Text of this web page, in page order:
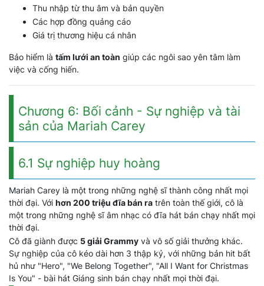
Thu nhập từ thu âm và bản quyền
Các hợp đồng quảng cáo
Giá trị thương hiệu cá nhân
Bảo hiểm là tấm lưới an toàn giúp các ngôi sao yên tâm làm
việc và cống hiến.
Chương 6: Bối cảnh - Sự nghiệp và tài
sản của Mariah Carey
6.1 Sự nghiệp huy hoàng
Mariah Carey là một trong những nghệ sĩ thành công nhất mọi
thời đại. Với hơn 200 triệu đĩa bán ra trên toàn thế giới, cô là
một trong những nghệ sĩ âm nhạc có đĩa hát bán chạy nhất mọi
thời đại.
Cô đã giành được 5 giải Grammy và vô số giải thưởng khác.
Sự nghiệp của cô kéo dài hơn 3 thập kỷ, với những bản hit bất
hủ như "Hero", "We Belong Together", "All I Want for Christmas
Is You" - bài hát Giáng sinh bán chạy nhất mọi thời đại.